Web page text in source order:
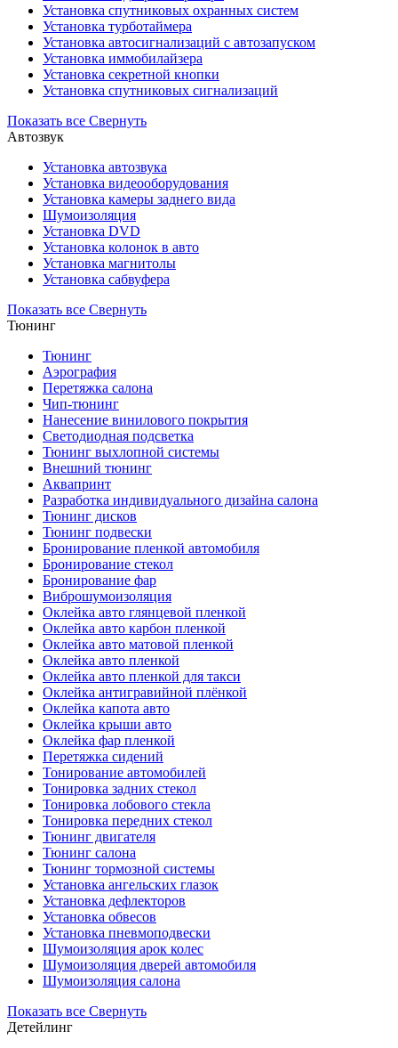
Установка cпутниковых охранных систем
Установка турботаймера
Установка автосигнализаций с автозапуском
Установка иммобилайзера
Установка секретной кнопки
Установка спутниковых сигнализаций
Показать все Свернуть
Автозвук
Установка автозвука
Установка видеооборудования
Установка камеры заднего вида
Шумоизоляция
Установка DVD
Установка колонок в авто
Установка магнитолы
Установка сабвуфера
Показать все Свернуть
Тюнинг
Тюнинг
Аэрография
Перетяжка салона
Чип-тюнинг
Нанесение винилового покрытия
Светодиодная подсветка
Тюнинг выхлопной системы
Внешний тюнинг
Аквапринт
Разработка индивидуального дизайна салона
Тюнинг дисков
Тюнинг подвески
Бронирование пленкой автомобиля
Бронирование стекол
Бронирование фар
Виброшумоизоляция
Оклейка авто глянцевой пленкой
Оклейка авто карбон пленкой
Оклейка авто матовой пленкой
Оклейка авто пленкой
Оклейка авто пленкой для такси
Оклейка антигравийной плёнкой
Оклейка капота авто
Оклейка крыши авто
Оклейка фар пленкой
Перетяжка сидений
Тонирование автомобилей
Тонировка задних стекол
Тонировка лобового стекла
Тонировка передних стекол
Тюнинг двигателя
Тюнинг салона
Тюнинг тормозной системы
Установка ангельских глазок
Установка дефлекторов
Установка обвесов
Установка пневмоподвески
Шумоизоляция арок колес
Шумоизоляция дверей автомобиля
Шумоизоляция салона
Показать все Свернуть
Детейлинг